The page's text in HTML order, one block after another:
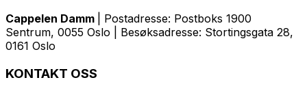
Cappelen Damm
| Postadresse: Postboks 1900
Sentrum, 0055 Oslo | Besøksadresse: Stortingsgata 28,
0161 Oslo
KONTAKT OSS